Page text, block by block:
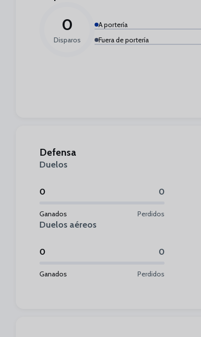
0
Disparos
A portería
Fuera de portería
Defensa
Duelos
0 0
Ganados Perdidos
Duelos aéreos
0 0
Ganados Perdidos